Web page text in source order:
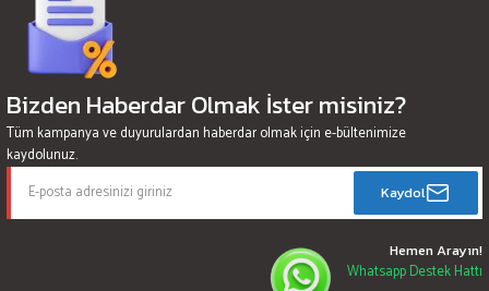
Bizden Haberdar Olmak İster misiniz?
Tüm kampanya ve duyurulardan haberdar olmak için e-bültenimize
kaydolunuz.
Kaydol
Hemen Arayın!
Whatsapp Destek Hattı